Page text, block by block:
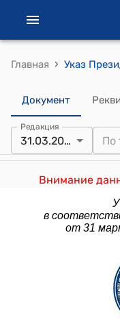
Главная ›
Документ
Редакция
31.03.2009
Внимание